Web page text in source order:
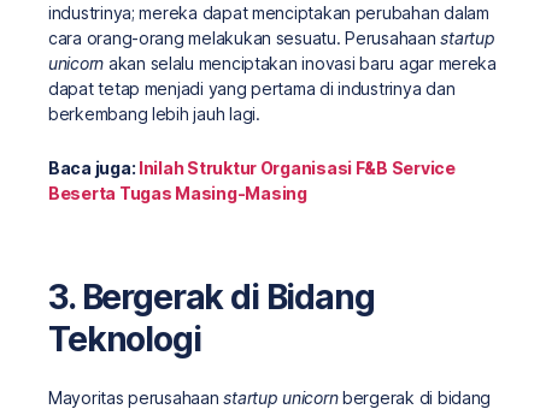
industrinya; mereka dapat menciptakan perubahan dalam
cara orang-orang melakukan sesuatu. Perusahaanstartup
unicorn akan selalu menciptakan inovasi baru agar mereka
dapat tetap menjadi yang pertama di industrinya dan
berkembang lebih jauh lagi.
Baca juga: Inilah Struktur Organisasi F&B Service
Beserta Tugas Masing-Masing
3. Bergerak di Bidang
Teknologi
Mayoritas perusahaanstartup unicornbergerak di bidang